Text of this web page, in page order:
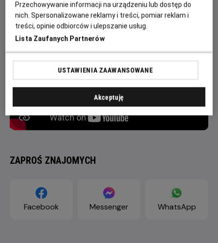
порятунок містечка.
ZAPROŚ ZNAJOMYCH
Facebook Messenger WhatsApp
Przechowywanie informacji na urządzeniu lub dostęp do
nich. Spersonalizowane reklamy i treści, pomiar reklam i
treści, opinie odbiorców i ulepszanie usług.
Lista Zaufanych Partnerów
USTAWIENIA ZAAWANSOWANE
Akceptuję